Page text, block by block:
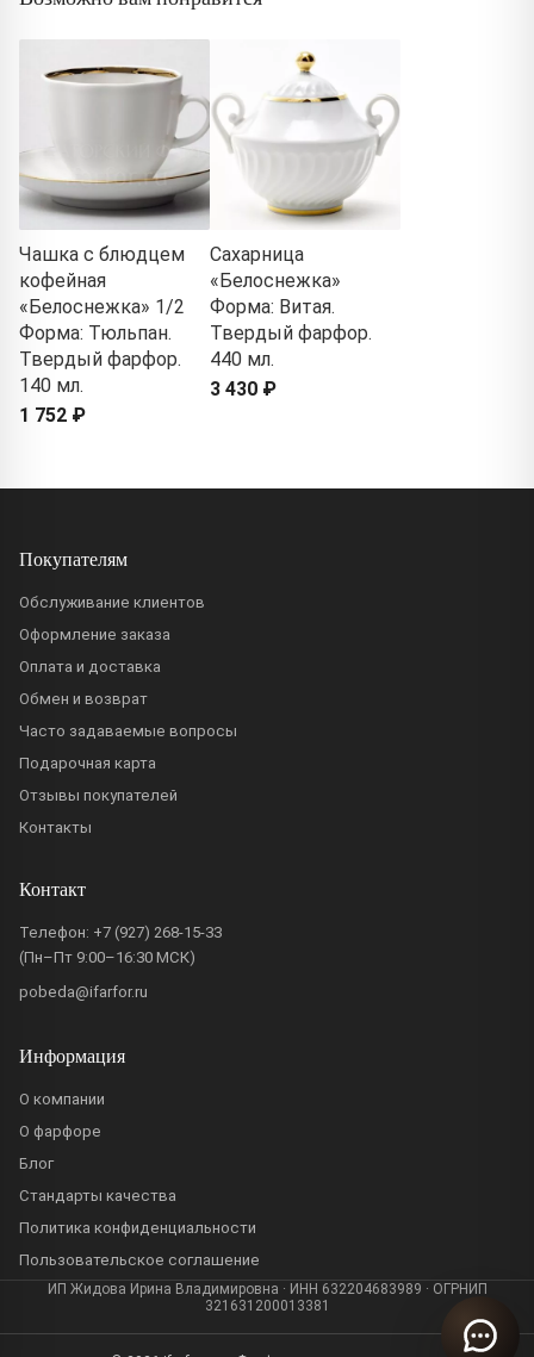
Чашка с блюдцем
кофейная
«Белоснежка» 1/2
Форма: Тюльпан.
Твердый фарфор.
140 мл.
1 752 ₽
Сахарница
«Белоснежка»
Форма: Витая.
Твердый фарфор.
440 мл.
3 430 ₽
Покупателям
Обслуживание клиентов
Оформление заказа
Оплата и доставка
Обмен и возврат
Часто задаваемые вопросы
Подарочная карта
Отзывы покупателей
Контакты
Контакт
Телефон: +7 (927) 268-15-33
(Пн–Пт 9:00–16:30 МСК)
pobeda@ifarfor.ru
Информация
О компании
О фарфоре
Блог
Стандарты качества
Политика конфиденциальности
Пользовательское соглашение
ИП Жидова Ирина Владимировна · ИНН 632204683989 · ОГРНИП
321631200013381